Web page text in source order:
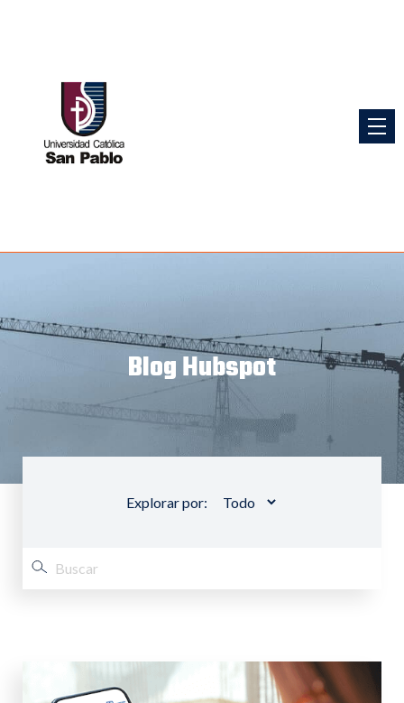
Blog Hubspot
Explorar por: